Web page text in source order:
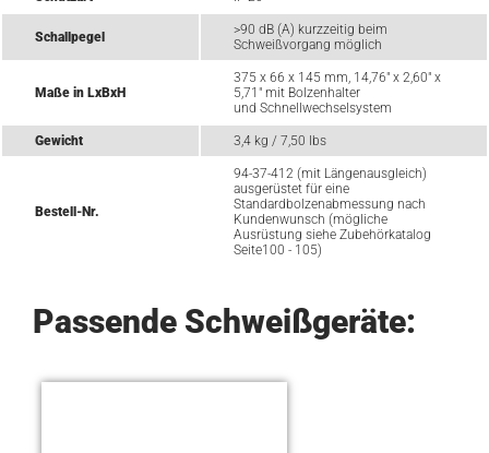
Schallpegel
>90 dB (A) kurzzeitig beim
Schweißvorgang möglich
Maße in LxBxH
375 x 66 x 145 mm, 14,76" x 2,60" x
5,71" mit Bolzenhalter
und Schnellwechselsystem
Gewicht 3,4 kg / 7,50 lbs
Bestell-Nr.
94-37-412 (mit Längenausgleich)
ausgerüstet für eine
Standardbolzenabmessung nach
Kundenwunsch (mögliche
Ausrüstung siehe Zubehörkatalog
Seite100 - 105)
Passende Schweißgeräte: